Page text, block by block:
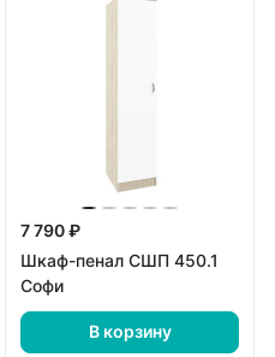
7 790 ₽
Шкаф-пенал СШП 450.1
Софи
В корзину